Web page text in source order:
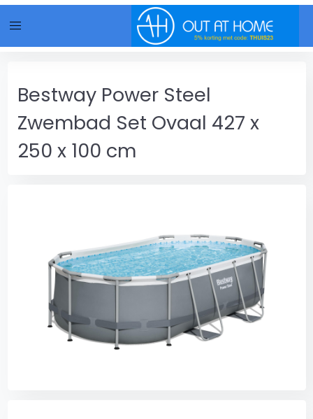
menu
Bestway Power Steel
Zwembad Set Ovaal 427 x
250 x 100 cm